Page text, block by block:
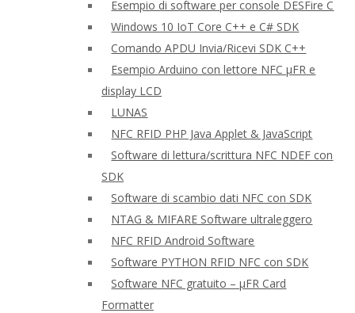
Esempio di software per console DESFire C
Windows 10 IoT Core C++ e C# SDK
Comando APDU Invia/Ricevi SDK C++
Esempio Arduino con lettore NFC μFR e
display LCD
LUNAS
NFC RFID PHP Java Applet & JavaScript
Software di lettura/scrittura NFC NDEF con
SDK
Software di scambio dati NFC con SDK
NTAG & MIFARE Software ultraleggero
NFC RFID Android Software
Software PYTHON RFID NFC con SDK
Software NFC gratuito – μFR Card
Formatter